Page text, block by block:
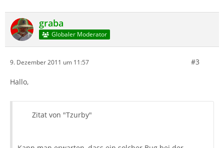
graba
Globaler Moderator
9. Dezember 2011 um 11:57 #3
Hallo,
Zitat von "Tzurby"